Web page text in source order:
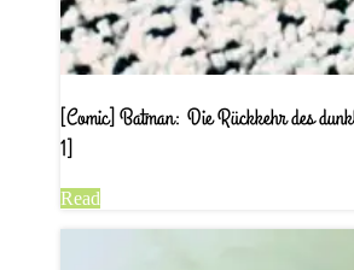
[Comic] Batman: Die Rückkehr des
1]
Read